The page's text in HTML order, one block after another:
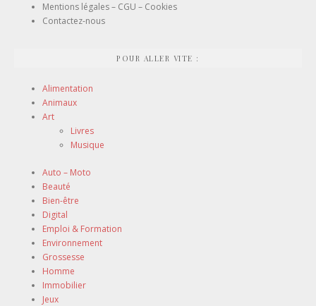
Mentions légales – CGU – Cookies
Contactez-nous
POUR ALLER VITE :
Alimentation
Animaux
Art
Livres
Musique
Auto – Moto
Beauté
Bien-être
Digital
Emploi & Formation
Environnement
Grossesse
Homme
Immobilier
Jeux